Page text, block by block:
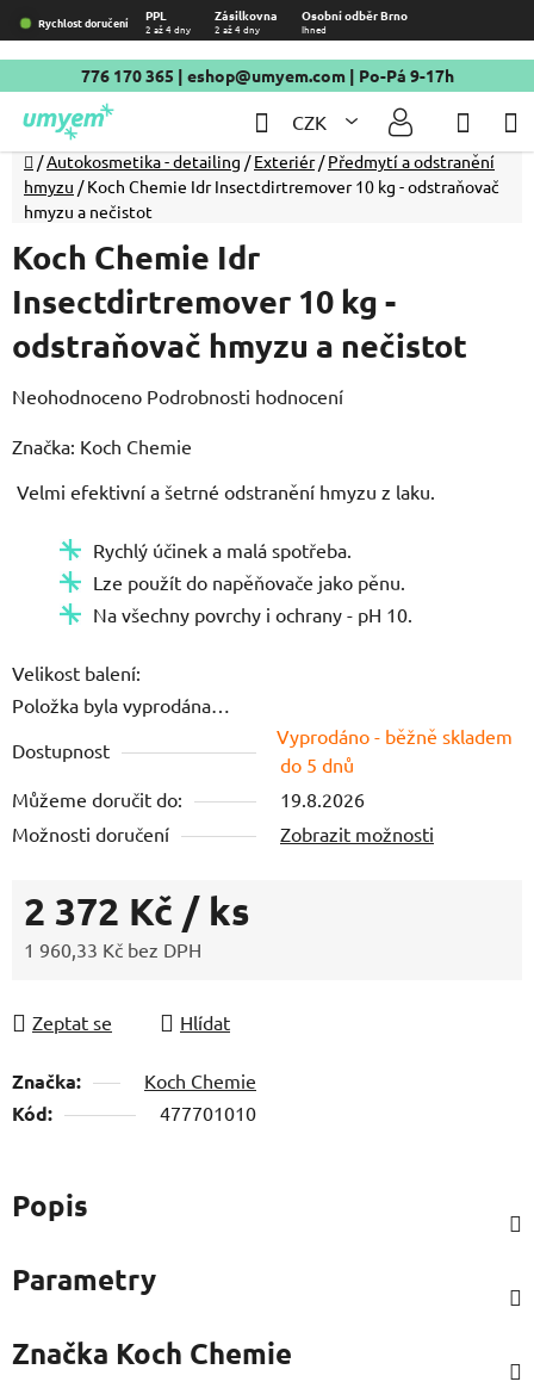
Přejít
na
obsah
Rychlost doručení PPL Zásilkovna Osobní odběr Brno
2 až 4 dny 2 až 4 dny Ihned
776 170 365 | eshop@umyem.com| Po-Pá 9-17h
CZK
Hledat
Domů
/Autokosmetika - detailing / Exteriér / Předmytí a odstranění
hmyzu / Koch Chemie Idr Insectdirtremover 10 kg - odstraňovač
hmyzu a nečistot
Velmi efektivní a šetrné odstranění hmyzu z laku.
Rychlý účinek a malá spotřeba.
Lze použít do napěňovače jako pěnu.
Na všechny povrchy i ochrany - pH 10.
Velikost balení:
Položka byla vyprodána…
Dostupnost
Vyprodáno - běžně skladem
do 5 dnů
Můžeme doručit do:
19.8.2026
Možnosti doručení
Zobrazit možnosti
2 372 Kč / ks
1 960,33 Kč bez DPH
Zeptat se
Hlídat
Značka: Koch Chemie
Kód: 477701010
Koch Chemie Idr
Insectdirtremover 10 kg -
odstraňovač hmyzu a nečistot
Průměrné
produktu
je
hvězdiček.
Neohodnoceno Podrobnosti hodnocení
Značka: Koch Chemie
Popis
Parametry
Značka Koch Chemie